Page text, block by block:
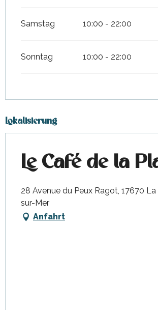
Samstag 10:00 - 22:00
Sonntag 10:00 - 22:00
Lokalisierung
Le Café de la
28 Avenue du Peux Ragot, 17670
sur-Mer
Anfahrt